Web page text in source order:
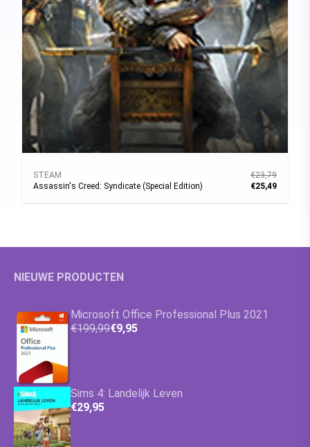
STEAM
Assassin's Creed: Syndicate (Special Edition)
€23,79
€25,49
NIEUWE PRODUCTEN
Microsoft Office Professional Plus 2021
€199,99€9,95
Sims 4: Landelijk Leven
€29,95